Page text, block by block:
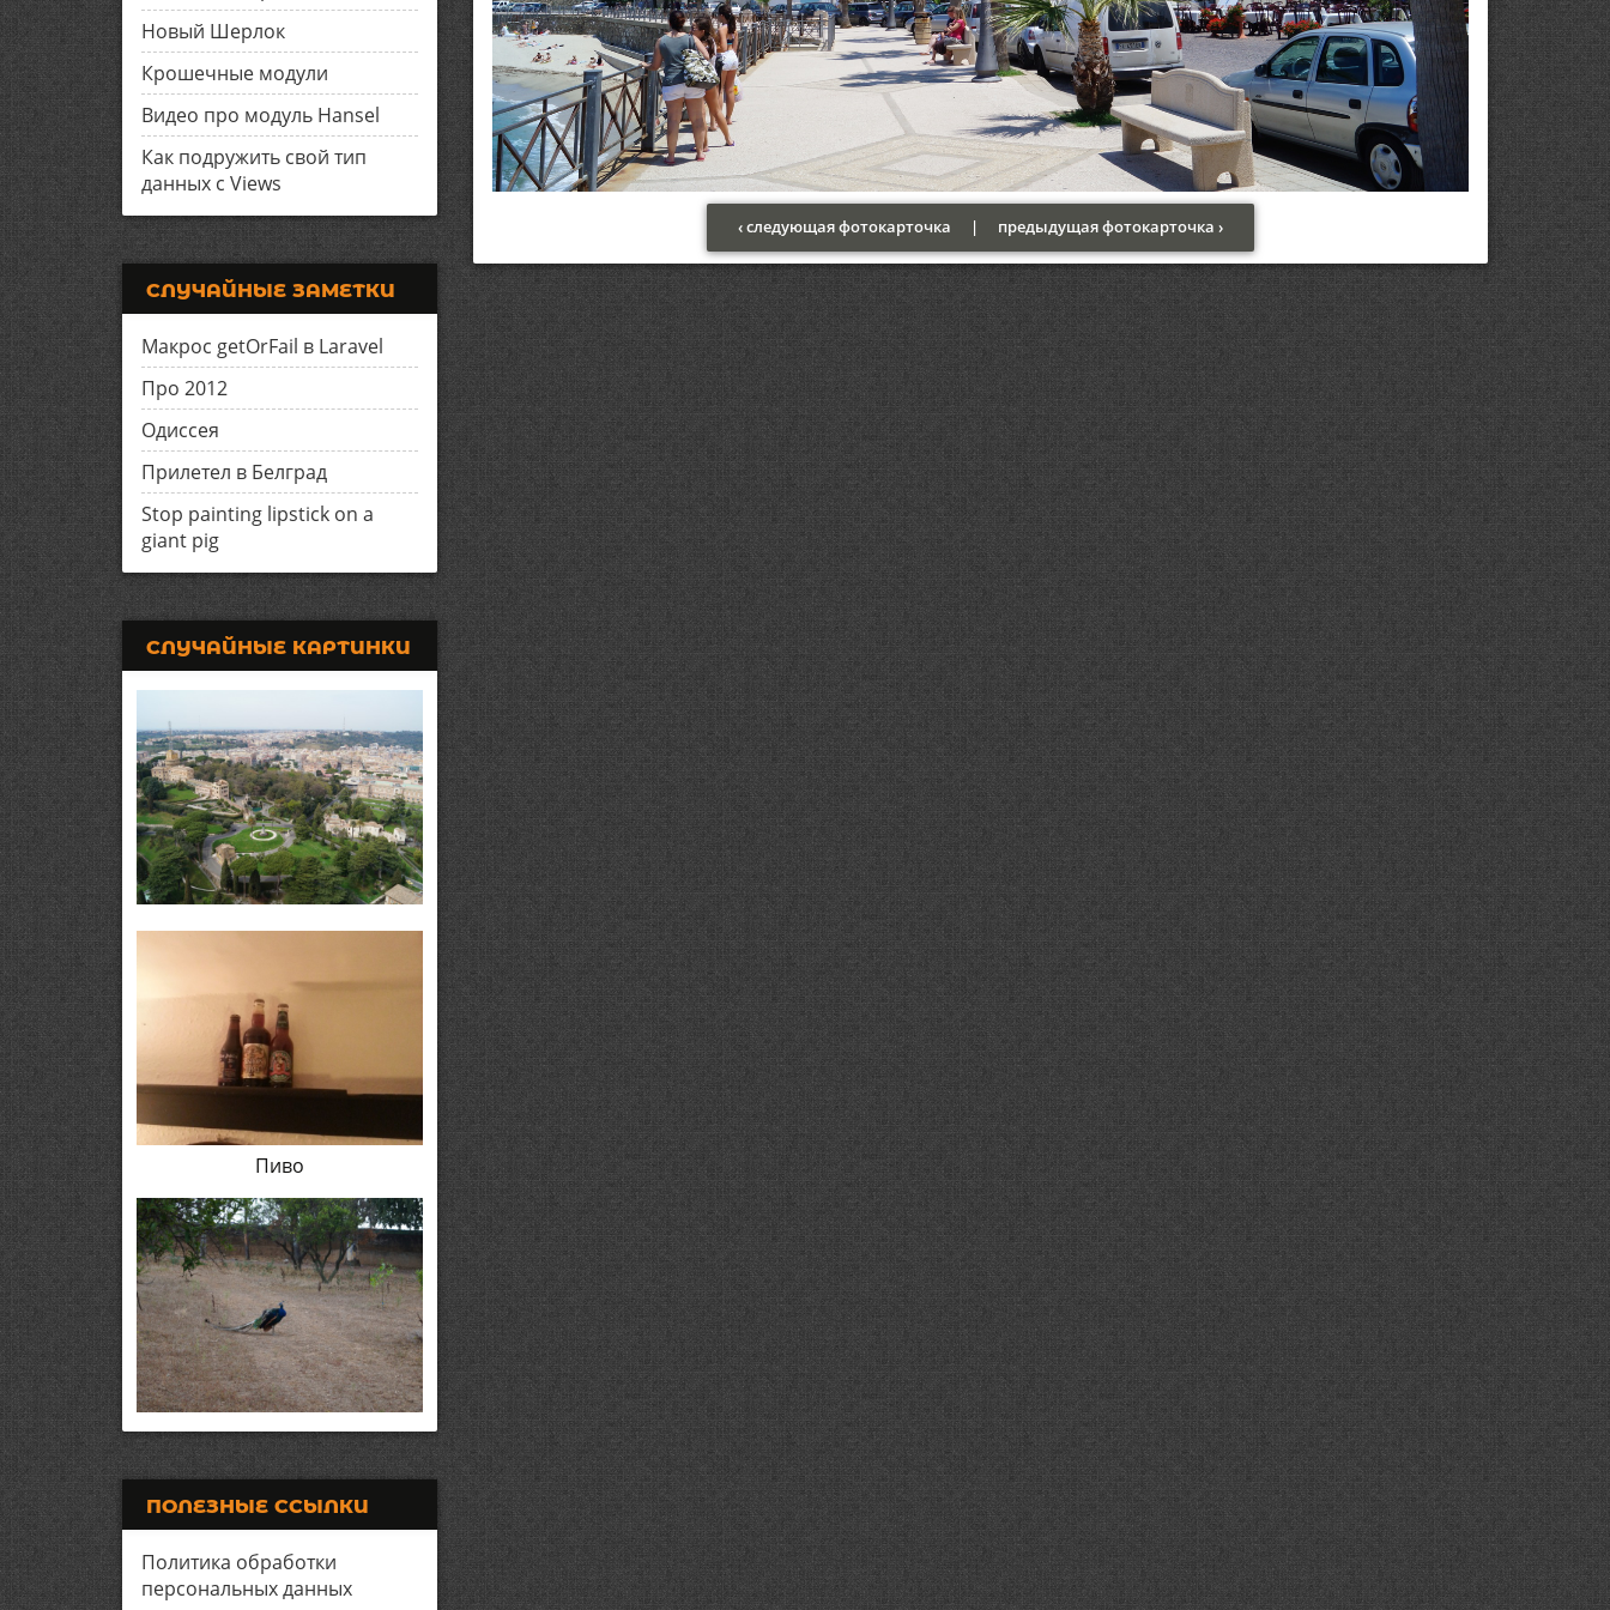
‹ следующая фотокарточка | предыдущая фотокарточка ›
Новый Шерлок
Крошечные модули
Видео про модуль Hansel
Как подружить свой тип
данных с Views
СЛУЧАЙНЫЕ ЗАМЕТКИ
Макрос getOrFail в Laravel
Про 2012
Одиссея
Прилетел в Белград
Stop painting lipstick on a
giant pig
СЛУЧАЙНЫЕ КАРТИНКИ
Пиво
ПОЛЕЗНЫЕ ССЫЛКИ
Политика обработки
персональных данных